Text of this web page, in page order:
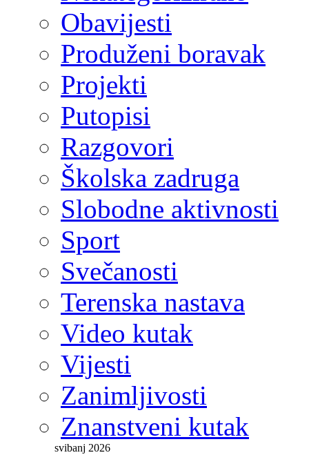
Obavijesti
Produženi boravak
Projekti
Putopisi
Razgovori
Školska zadruga
Slobodne aktivnosti
Sport
Svečanosti
Terenska nastava
Video kutak
Vijesti
Zanimljivosti
Znanstveni kutak
svibanj 2026